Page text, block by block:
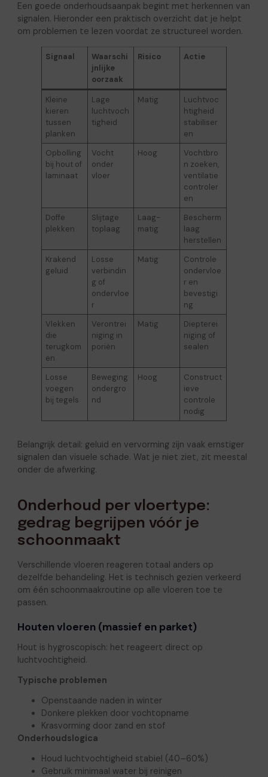
Een goede onderhoudsaanpak begint met herkennen van
signalen. Hieronder een praktisch overzicht dat je helpt
om problemen te lezen voordat ze structureel worden.
Signaal
Waarschi
jnlijke
oorzaak
Risico Actie
Kleine
kieren
tussen
planken
Lage
luchtvoch
tigheid
Matig
Luchtvoc
htigheid
stabiliser
en
Opbolling
bij hout of
laminaat
Vocht
onder
vloer
Hoog
Vochtbro
n zoeken,
ventilatie
controler
en
Doffe
plekken
Slijtage
toplaag
Laag-
matig
Bescherm
laag
herstellen
Krakend
geluid
Losse
verbindin
g of
ondervloe
r
Matig
Controle
ondervloe
r en
bevestigi
ng
Vlekken
die
terugkom
en
Verontrei
niging in
poriën
Matig
Diepterei
niging of
sealen
Losse
voegen
bij tegels
Beweging
ondergro
nd
Hoog
Construct
ieve
controle
nodig
Belangrijk detail: geluid en vervorming zijn vaak ernstiger
signalen dan visuele schade. Wat je niet ziet, zit meestal
onder de afwerking.
Onderhoud per vloertype:
gedrag begrijpen vóór je
schoonmaakt
Verschillende vloeren reageren totaal anders op
dezelfde behandeling. Het is technisch gezien verkeerd
om één schoonmaakroutine op alle vloeren toe te
passen.
Houten vloeren (massief en parket)
Hout is hygroscopisch: het reageert direct op
luchtvochtigheid.
Typische problemen
Openstaande naden in winter
Donkere plekken door vochtopname
Krasvorming door zand en stof
Onderhoudslogica
Houd luchtvochtigheid stabiel (40–60%)
Gebruik minimaal water bij reinigen